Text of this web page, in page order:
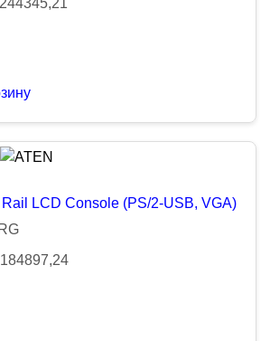
LCD Console (PS/2-USB, VGA)